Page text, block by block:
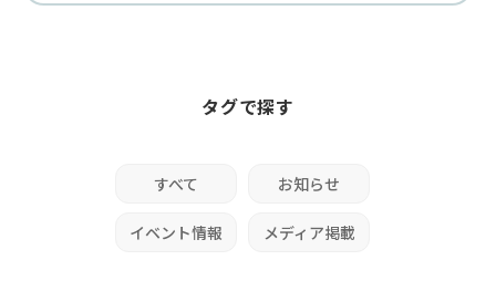
タグで探す
すべて お知らせ
イベント情報 メディア掲載